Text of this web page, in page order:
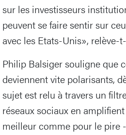
sur les investisseurs
peuvent se faire sentir sur
avec les Etats-Unis», relève-
Philip Balsiger souligne que
deviennent vite polarisants,
sujet est relu à travers un
réseaux sociaux en
meilleur comme pour le pire